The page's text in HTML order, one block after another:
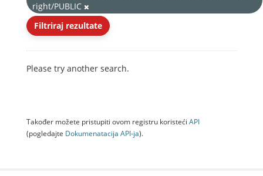
right/PUBLIC
Filtriraj rezultate
Please try another search.
Također možete pristupiti ovom registru koristeći API
(pogledajte Dokumenаtаcijа API-jа).